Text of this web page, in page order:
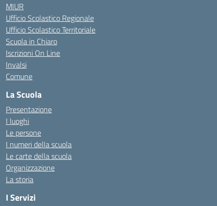
MIUR
Ufficio Scolastico Regionale
Ufficio Scolastico Territoriale
Scuola in Chiaro
Iscrizioni On Line
Invalsi
Comune
La Scuola
Presentazione
I luoghi
Le persone
I numeri della scuola
Le carte della scuola
Organizzazione
La storia
I Servizi